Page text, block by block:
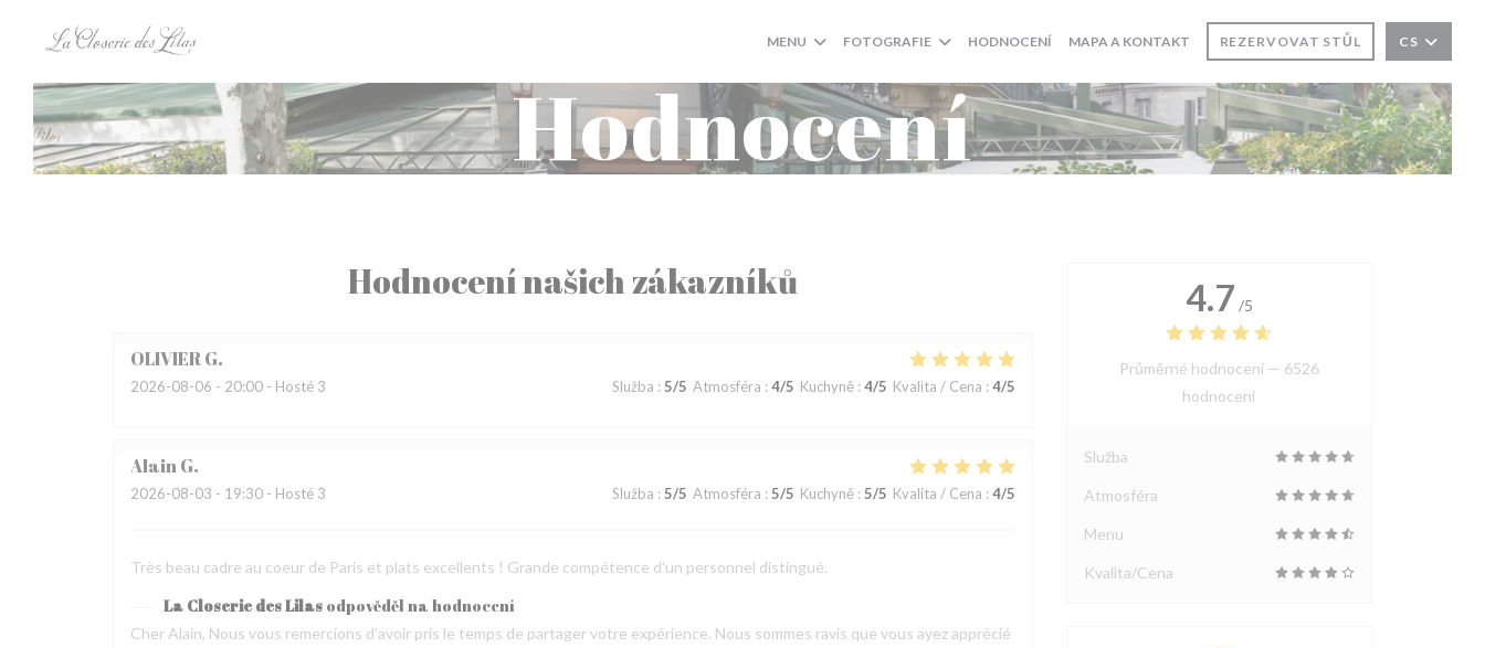
MENU FOTOGRAFIE HODNOCENÍ MAPA A KONTAKT REZERVOVAT STŮL CS
Hodnocení
Hodnocení našich zákazníků
OLIVIERG
2026-08-06 - 20:00 - Hosté 3 Služba : 5/5 Atmosféra : 4/5 Kuchyně: 4/5 Kvalita / Cena : 4/5
AlainG
2026-08-03 - 19:30 - Hosté 3 Služba : 5/5 Atmosféra : 5/5 Kuchyně: 5/5 Kvalita / Cena : 4/5
Très beau cadre au coeur de Paris et plats excellents ! Grande compétence d'un personnel distingué.
La Closerie des Lilas odpověděl na hodnocení
Cher Alain, Nous vous remercions d’avoir pris le temps de partager votre expérience. Nous sommes ravis que vous ayez apprécié
4.7 /5
Průměrné hodnocení — 6526
hodnoceni
Služba
Atmosféra
Menu
Kvalita/Cena